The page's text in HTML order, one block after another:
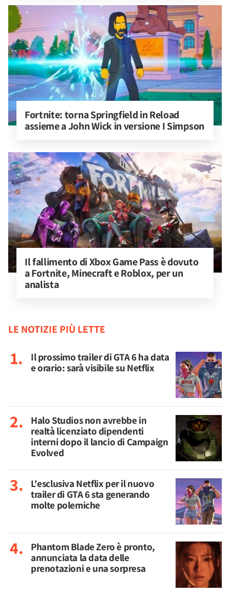
Fortnite: torna Springfield in Reload
assieme a John Wick in versione I Simpson
Il fallimento di Xbox Game Pass è dovuto
a Fortnite, Minecraft e Roblox, per un
analista
LE NOTIZIE PIÙ LETTE
Il prossimo trailer di GTA 6 ha data
e orario: sarà visibile su Netflix
Halo Studios non avrebbe in
realtà licenziato dipendenti
interni dopo il lancio di Campaign
Evolved
L'esclusiva Netflix per il nuovo
trailer di GTA 6 sta generando
molte polemiche
Phantom Blade Zero è pronto,
annunciata la data delle
prenotazioni e una sorpresa